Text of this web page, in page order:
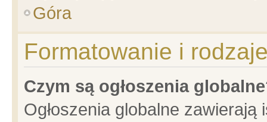
Góra
Formatowanie i
Czym są ogłoszenia
Ogłoszenia globalne